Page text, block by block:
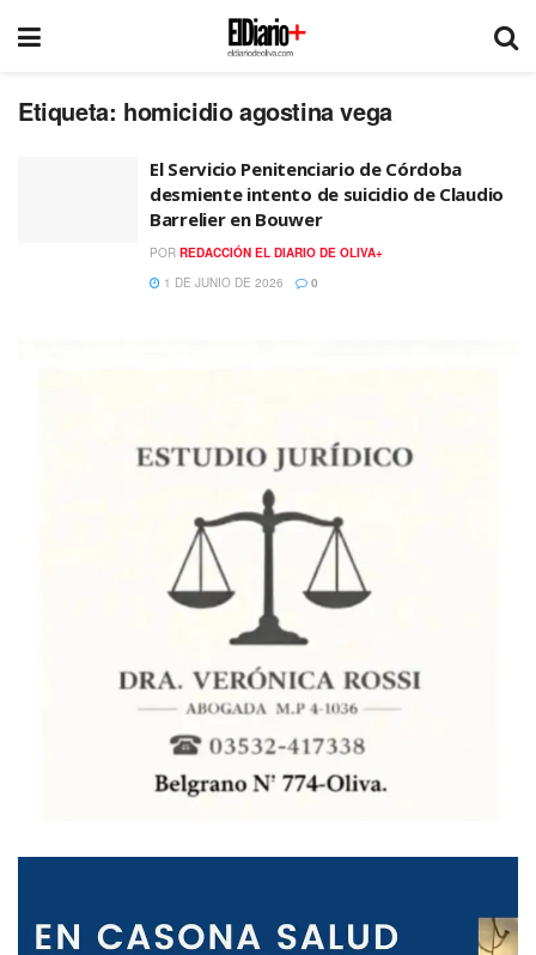
Etiqueta: homicidio agostina vega
El Servicio Penitenciario de Córdoba
desmiente intento de suicidio de Claudio
Barrelier en Bouwer
POR REDACCIÓN EL DIARIO DE OLIVA+
1 DE JUNIO DE 2026
0